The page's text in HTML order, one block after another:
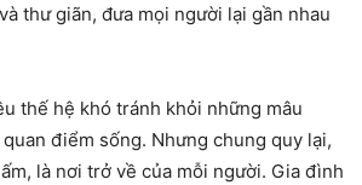
thư giãn, đưa mọi người lại gần nhau
thế hệ khó tránh khỏi những mâu
điểm sống. Nhưng chung quy lại,
là nơi trở về của mỗi người. Gia đình